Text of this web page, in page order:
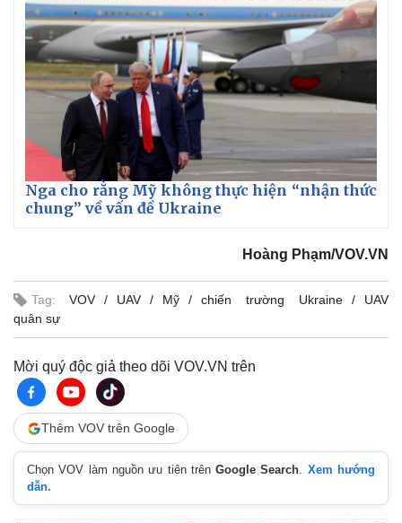
Nga cho rằng Mỹ không thực hiện “nhận thức
chung” về vấn đề Ukraine
Hoàng Phạm/VOV.VN
Tag: VOV UAV Mỹ chiến trường Ukraine
UAV
quân sự
Mời quý độc giả theo dõi VOV.VN trên
Thêm VOV trên Google
Chọn VOV làm nguồn ưu tiên trênGoogle Search. Xem hướng
dẫn.